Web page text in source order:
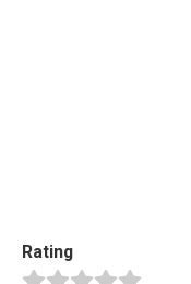
Rating